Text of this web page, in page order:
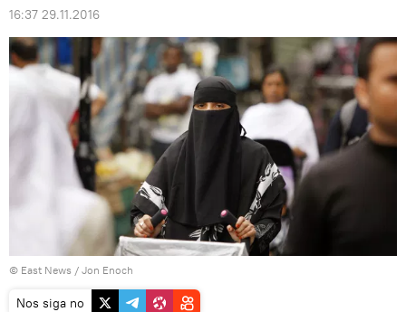
16:37 29.11.2016
© East News / Jon Enoch
Nos siga no